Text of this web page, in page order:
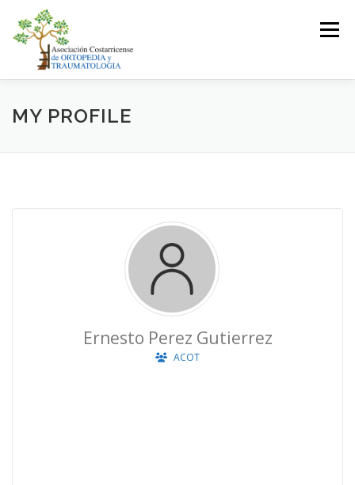
contenido
Menú
LA ASOCIACIÓN
MY PROFILE
Ernesto Perez Gutierrez
ACOT